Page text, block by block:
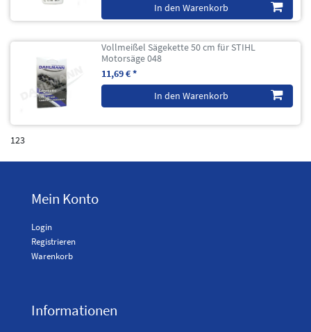
In den Warenkorb
Vollmeißel Sägekette 50 cm für STIHL
Motorsäge 048
11,69 € *
In den Warenkorb
123
Mein Konto
Login
Registrieren
Warenkorb
Informationen